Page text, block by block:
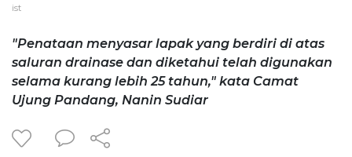
ist
"Penataan menyasar lapak yang berdiri di atas
saluran drainase dan diketahui telah digunakan
selama kurang lebih 25 tahun," kata Camat
Ujung Pandang, Nanin Sudiar